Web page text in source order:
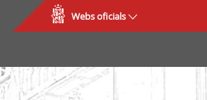
Webs oficials